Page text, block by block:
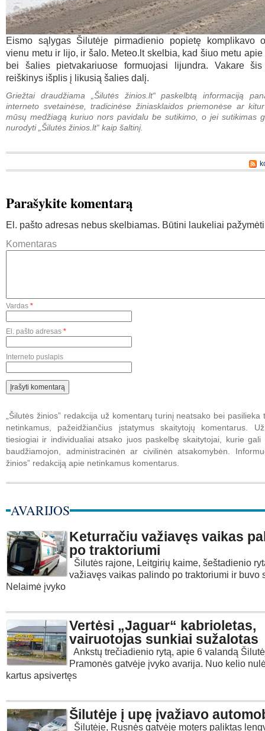
Eismo sąlygas Šilutėje pirmadienio popietę komplikavo
vienu metu ir lijo, ir šalo. Meteo.lt skelbia, kad šiuo metu
bei šalies pietvakariuose formuojasi lijundra. Vakare šis
reiškinys išplis į likusią šalies dalį.
Griežtai draudžiama „Šilutės žinios.lt“ paskelbtą informaciją
interneto svetainėse, tradicinėse žiniasklaidos priemonėse ar
mūsų medžiagą kuriuo nors pavidalu be sutikimo, o jei sutikimas
nurodyti „Šilutės žinios.lt“ kaip šaltinį.
Parašykite komentarą
El. pašto adresas nebus skelbiamas. Būtini laukeliai
Komentaras
Vardas *
El. pašto adresas *
Interneto puslapis
„Šilutės žinios” redakcija už komentarų turinį neatsako bei pasilieka
netinkamus, pažeidžiančius įstatymus skaitytojų komentarus.
tiesiogiai ir individualiai atsako juos paskelbę skaitytojai, kurie gali
baudžiamojon, administracinėn ar civilinėn atsakomybėn.
žinios” redakciją apie netinkamus komentarus.
AVARIJOS
Keturračiu važiavęs vaikas
po traktoriumi
Šilutės rajone, Leitgirių kaime, šeštadienio
važiavęs vaikas palindo po traktoriumi ir
Nelaimė įvyko
Vertėsi „Jaguar“ kabrioletas,
vairuotojas sunkiai sužalotas
Ankstų trečiadienio rytą, apie 6 valandą
Pramonės gatvėje įvyko avarija. Nuo kelio
kartus apsivertęs
Šilutėje į upę įvažiavo
Šilutėje, Rusnės gatvėje moters paliktas